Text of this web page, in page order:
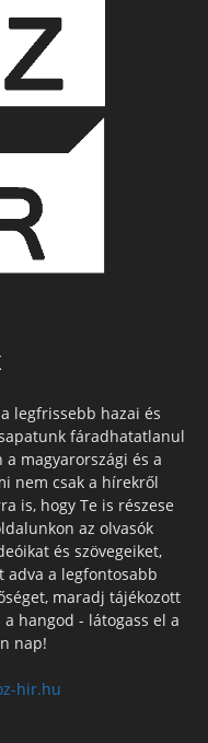
legfrissebb hazai és
fáradhatatlanul
magyarországi és a
nem csak a hírekről
is, hogy Te is részese
az olvasók
és szövegeiket,
adva a legfontosabb
maradj tájékozott
hangod - látogass el a
nap!
hir.hu